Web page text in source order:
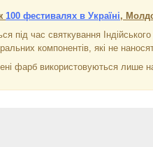
100 фестивалях в Україні,
під час святкування
компонентів, які не
фарб використовуються лише